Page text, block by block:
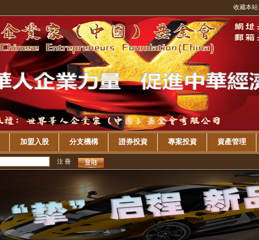
收藏本站
加盟入股 分支機構 證券投資 專案投資 資產管理
注 冊